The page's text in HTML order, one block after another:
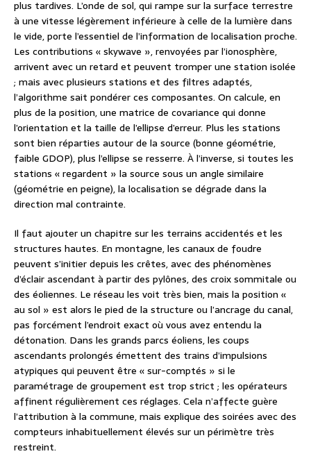
plus tardives. L’onde de sol, qui rampe sur la surface terrestre
à une vitesse légèrement inférieure à celle de la lumière dans
le vide, porte l’essentiel de l’information de localisation proche.
Les contributions « skywave », renvoyées par l’ionosphère,
arrivent avec un retard et peuvent tromper une station isolée
; mais avec plusieurs stations et des filtres adaptés,
l’algorithme sait pondérer ces composantes. On calcule, en
plus de la position, une matrice de covariance qui donne
l’orientation et la taille de l’ellipse d’erreur. Plus les stations
sont bien réparties autour de la source (bonne géométrie,
faible GDOP), plus l’ellipse se resserre. À l’inverse, si toutes les
stations « regardent » la source sous un angle similaire
(géométrie en peigne), la localisation se dégrade dans la
direction mal contrainte.
Il faut ajouter un chapitre sur les terrains accidentés et les
structures hautes. En montagne, les canaux de foudre
peuvent s’initier depuis les crêtes, avec des phénomènes
d’éclair ascendant à partir des pylônes, des croix sommitale ou
des éoliennes. Le réseau les voit très bien, mais la position «
au sol » est alors le pied de la structure ou l’ancrage du canal,
pas forcément l’endroit exact où vous avez entendu la
détonation. Dans les grands parcs éoliens, les coups
ascendants prolongés émettent des trains d’impulsions
atypiques qui peuvent être « sur-comptés » si le
paramétrage de groupement est trop strict ; les opérateurs
affinent régulièrement ces réglages. Cela n’affecte guère
l’attribution à la commune, mais explique des soirées avec des
compteurs inhabituellement élevés sur un périmètre très
restreint.